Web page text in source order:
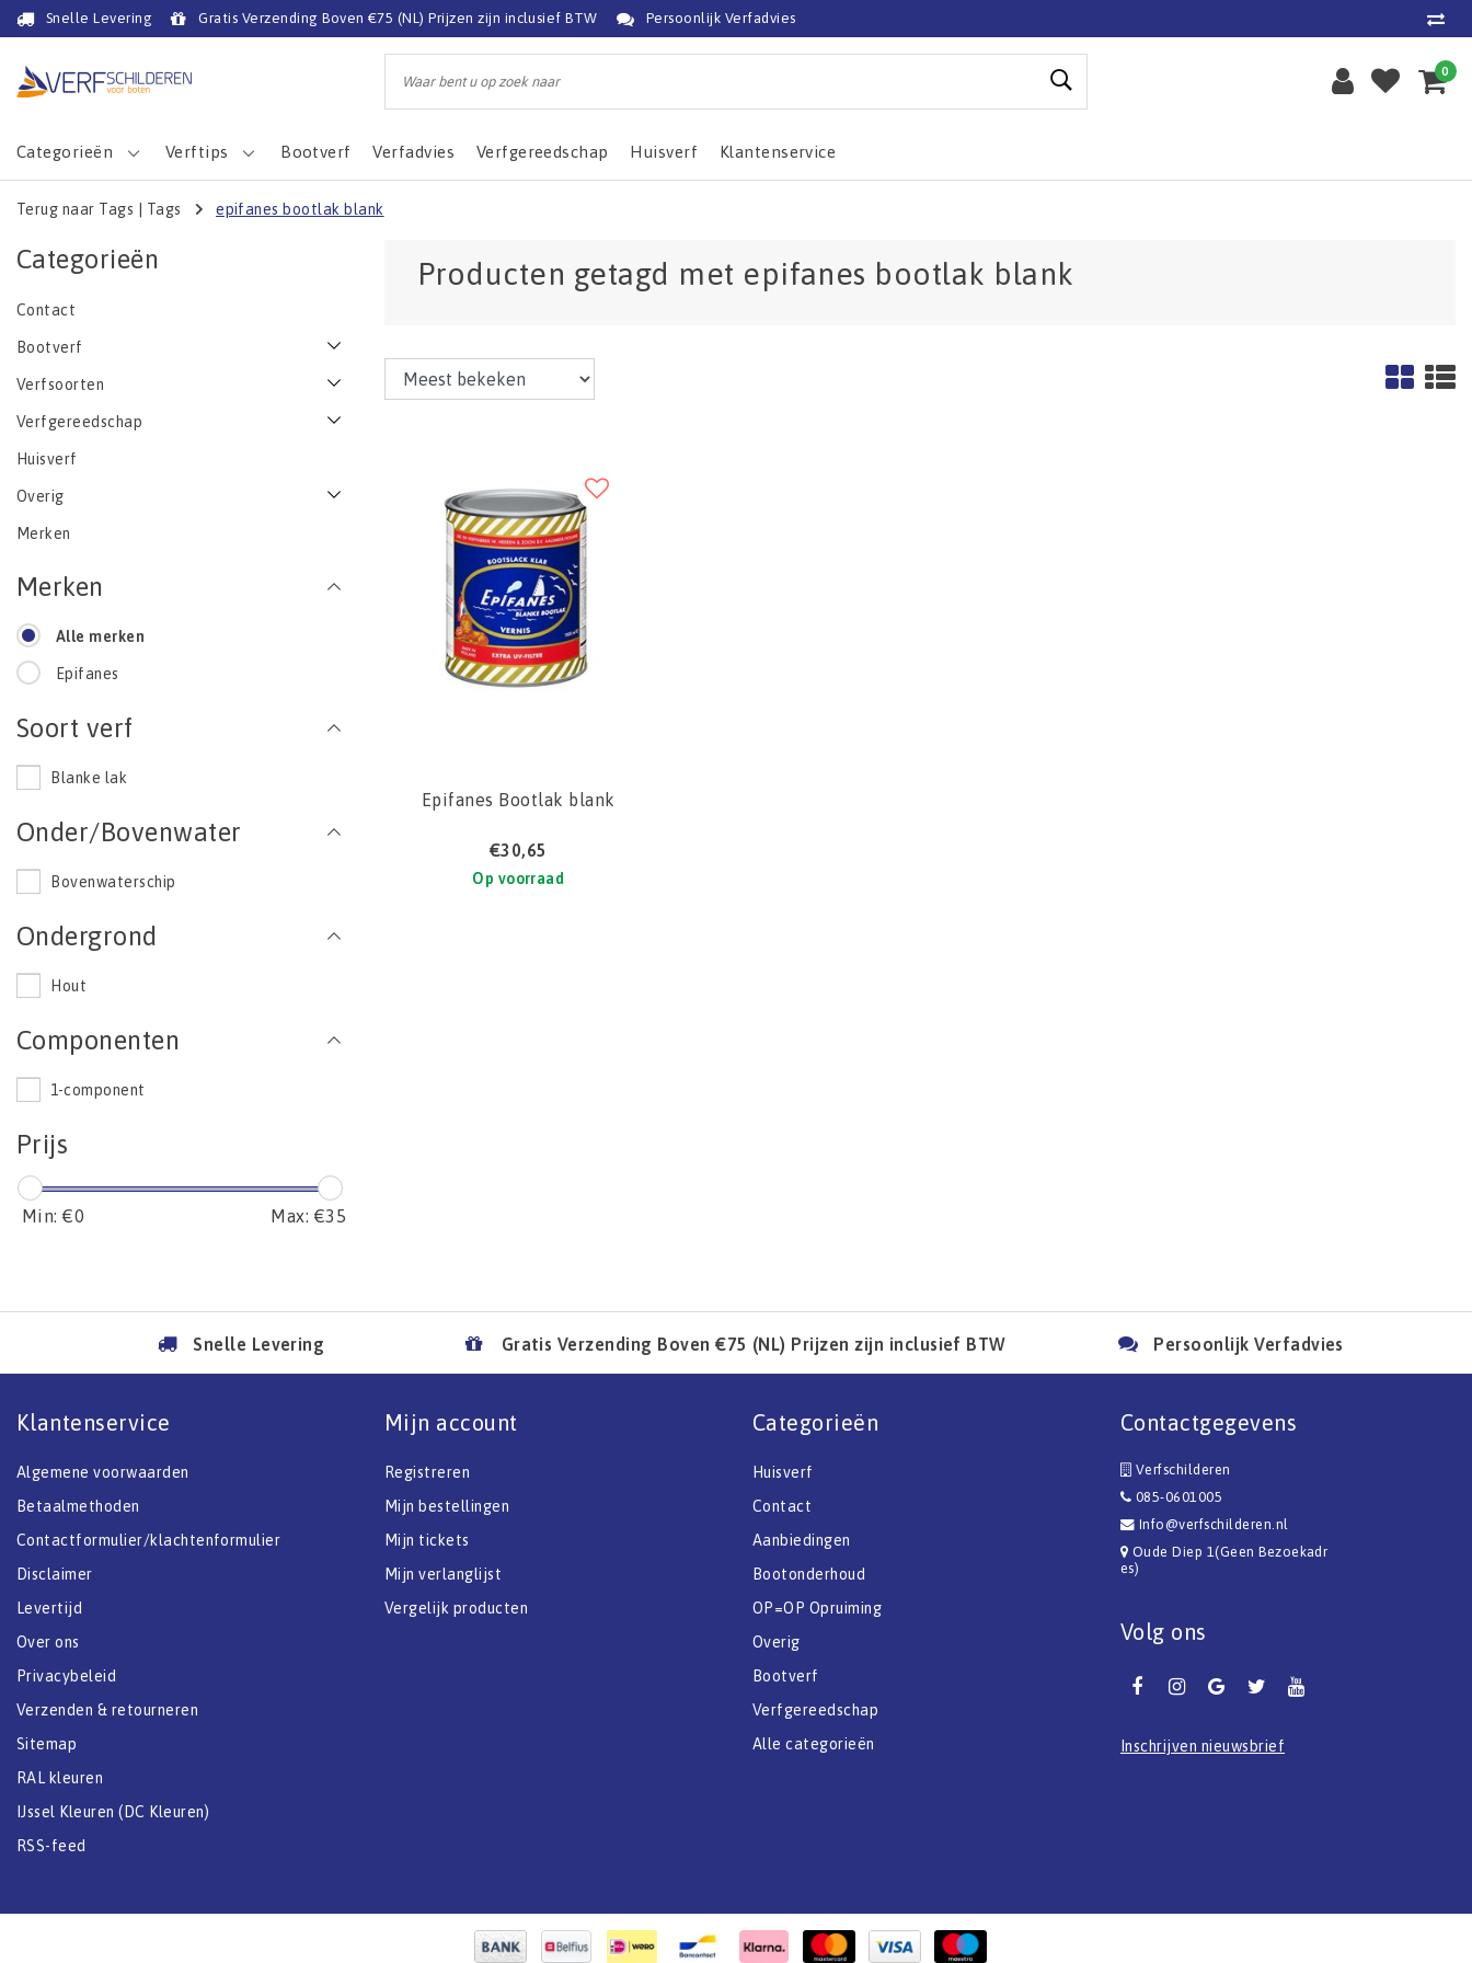
Snelle Levering Gratis Verzending Boven €75 (NL) Prijzen zijn inclusief BTW Persoonlijk Verfadvies
0
Categorieën Verftips Bootverf Verfadvies Verfgereedschap Huisverf Klantenservice
Terug naar Tags Tags epifanes bootlak blank
Categorieën
Contact
Bootverf
Verfsoorten
Verfgereedschap
Huisverf
Overig
Merken
Merken
Alle merken
Epifanes
Soort verf
Blanke lak
Onder/Bovenwater
Bovenwaterschip
Ondergrond
Hout
Componenten
1-component
Prijs
Min: €0 Max: €35
Producten getagd met epifanes bootlak blank
Epifanes Bootlak blank
€30,65
Op voorraad
Snelle Levering Gratis Verzending Boven €75 (NL) Prijzen zijn inclusief BTW Persoonlijk Verfadvies
Klantenservice
Algemene voorwaarden
Betaalmethoden
Contactformulier/klachtenformulier
Disclaimer
Levertijd
Over ons
Privacybeleid
Verzenden & retourneren
Sitemap
RAL kleuren
IJssel Kleuren (DC Kleuren)
RSS-feed
Mijn account
Registreren
Mijn bestellingen
Mijn tickets
Mijn verlanglijst
Vergelijk producten
Categorieën
Huisverf
Contact
Aanbiedingen
Bootonderhoud
OP=OP Opruiming
Overig
Bootverf
Verfgereedschap
Alle categorieën
Contactgegevens
Verfschilderen
085-0601005
Info@verfschilderen.nl
Oude Diep 1(Geen Bezoekadr
es)
Volg ons
Inschrijven nieuwsbrief